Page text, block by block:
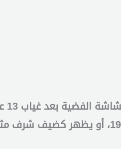
الفيلم، بعد مرور 32 عاماً على صدور